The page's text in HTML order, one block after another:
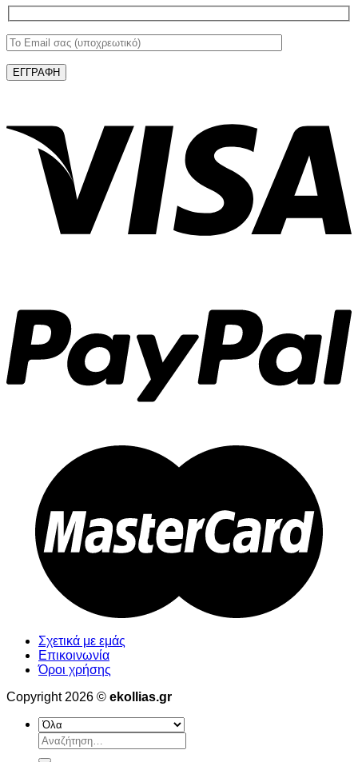
Σχετικά με εμάς
Επικοινωνία
Όροι χρήσης
Copyright 2026 © ekollias.gr
Αναζήτηση
για: